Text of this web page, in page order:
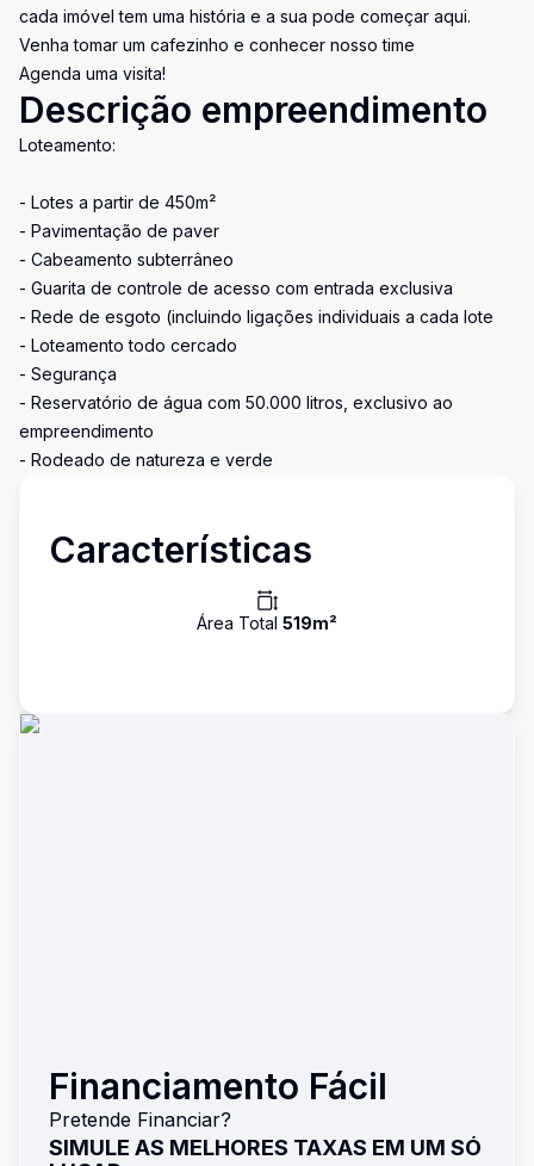
cada imóvel tem uma história e a sua pode começar aqui.
Venha tomar um cafezinho e conhecer nosso time
Agenda uma visita!
Descrição empreendimento
Loteamento:
- Lotes a partir de 450m²
- Pavimentação de paver
- Cabeamento subterrâneo
- Guarita de controle de acesso com entrada exclusiva
- Rede de esgoto (incluindo ligações individuais a cada lote
- Loteamento todo cercado
- Segurança
- Reservatório de água com 50.000 litros, exclusivo ao
empreendimento
- Rodeado de natureza e verde
Características
Área Total 519m²
Financiamento Fácil
Pretende Financiar?
SIMULE AS MELHORES TAXAS EM UM SÓ